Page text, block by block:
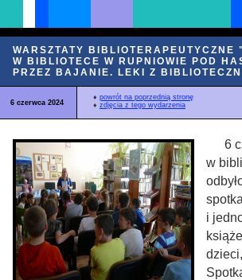
WARSZTATY
W BIBLIOTECE W RUPNIOWIE POD
PRZEZ BAJANIE. LEKI Z
6 czerwca 2024
♦ powrót na poprzednią stronę
♦ zdjęcia z tego wydarzenia
6
w
i